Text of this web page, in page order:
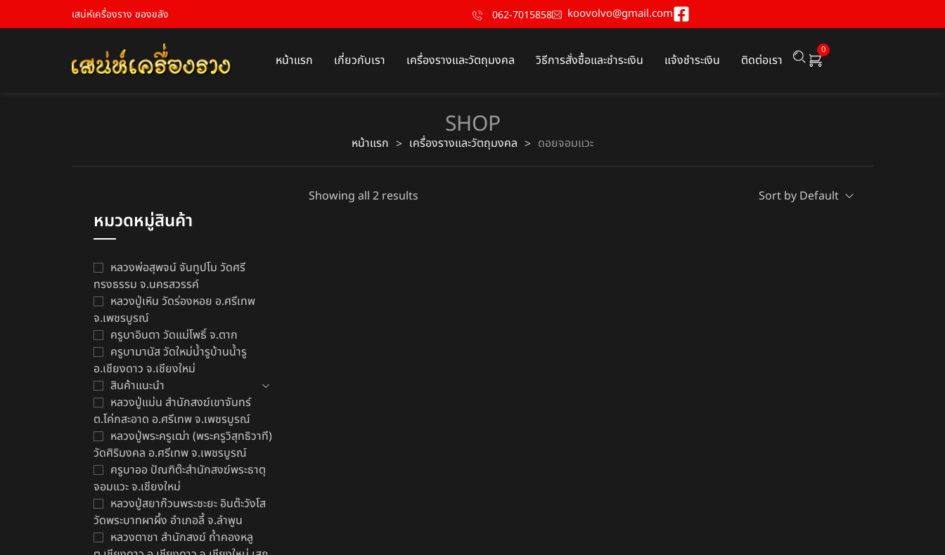
เสน่ห์เครื่องราง ของขลัง 062-7015858 koovolvo@gmail.com
หน้าแรก เกี่ยวกับเรา เครื่องรางและวัตถุมงคล วิธีการสั่งซื้อและชำระเงิน แจ้งชำระเงิน ติดต่อเรา
0
SHOP
หน้าแรก > เครื่องรางและวัตถุมงคล > ดอยจอมแวะ
หมวดหมู่สินค้า
หลวงพ่อสุพจน์ จันทูปโม วัดศรี
ทรงธรรม จ.นครสวรรค์
หลวงปู่เหิน วัดร่องหอย อ.ศรีเทพ
จ.เพชรบูรณ์
ครูบาอินตา วัดแม่โพธิ์ จ.ตาก
ครูบามานัส วัดใหม่น้ำรูบ้านน้ำรู
อ.เชียงดาว จ.เชียงใหม่
สินค้าแนะนำ
หลวงปู่แม่น สำนักสงฆ์เขาจันทร์
ต.โค่กสะอาด อ.ศรีเทพ จ.เพชรบูรณ์
หลวงปู่พระครูเฒ่า (พระครูวิสุทธิวาที)
วัดศิริมงคล อ.ศรีเทพ จ.เพชรบูรณ์
ครูบาออ ปัณฑิต๊ะสำนักสงฆ์พระธาตุ
จอมแวะ จ.เชียงใหม่
หลวงปู่สยาก๊วนพระชะยะ อินต๊ะวังโส
วัดพระบาทผาผึ้ง อำเภอลี้ จ.ลำพูน
หลวงตาชา สำนักสงฆ์ ถ้ำคองหลู
Showing all 2 results Sort by Default